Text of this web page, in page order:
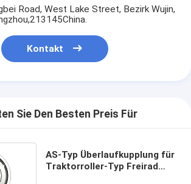
Road, West Lake Street, Bezirk Wujin,
Kontakt
Sie Den Besten Preis Für
AS-Typ Überlaufkupplung für
Traktorroller-Typ Freirad